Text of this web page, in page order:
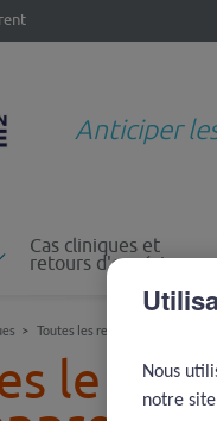
Anticiper
Cas cliniques et
retours d'expérience
Toutes les revues de questions
le
Nous
notre